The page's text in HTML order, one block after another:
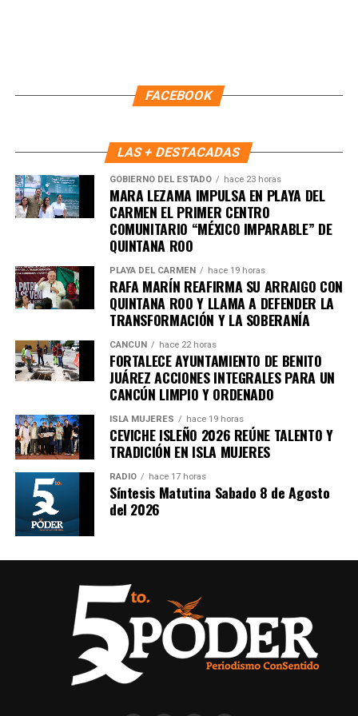
Recibe las noticias al instante
Únete al canal oficial de WhatsApp de
Quinto Podery recibe las noticias más
importantes de Quintana Roo directamente
en tu teléfono.
Unirme al canal de WhatsApp
FACEBOOK
LAS + DESTACADAS
GOBIERNO DEL ESTADO hace 23 horas
MARA LEZAMA IMPULSA EN PLAYA DEL
CARMEN EL PRIMER CENTRO
COMUNITARIO “MÉXICO IMPARABLE” DE
QUINTANA ROO
PLAYA DEL CARMEN hace 19 horas
RAFA MARÍN REAFIRMA SU ARRAIGO CON
QUINTANA ROO Y LLAMA A DEFENDER LA
TRANSFORMACIÓN Y LA SOBERANÍA
CANCÚN hace 22 horas
FORTALECE AYUNTAMIENTO DE BENITO
JUÁREZ ACCIONES INTEGRALES PARA UN
CANCÚN LIMPIO Y ORDENADO
ISLA MUJERES hace 19 horas
CEVICHE ISLEÑO 2026 REÚNE TALENTO Y
TRADICIÓN EN ISLA MUJERES
RADIO hace 17 horas
Síntesis Matutina Sabado 8 de Agosto
del 2026